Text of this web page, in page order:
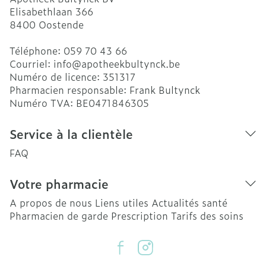
Elisabethlaan 366
8400 Oostende
Téléphone: 059 70 43 66
Courriel: info@apotheekbultynck.be
Numéro de licence: 351317
Pharmacien responsable: Frank Bultynck
Numéro TVA: BE0471846305
Service à la clientèle
FAQ
Votre pharmacie
A propos de nous Liens utiles Actualités santé
Pharmacien de garde Prescription Tarifs des soins